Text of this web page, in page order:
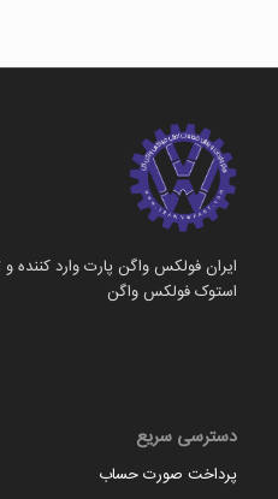
ایران فولکس واگن پارت وارد کننده
استوک فولکس واگن
دسترسی سریع
پرداخت صورت حساب